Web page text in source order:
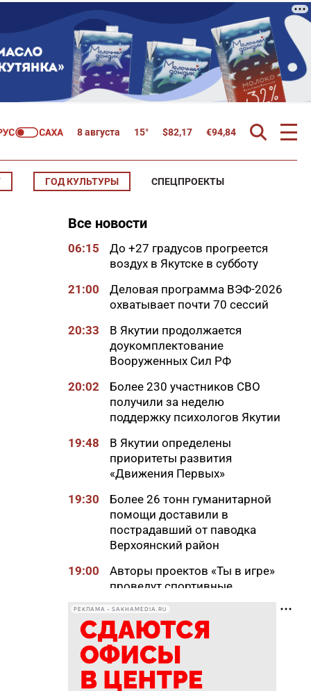
8 августа 15° $82,17 €94,84
ГОД КУЛЬТУРЫ СПЕЦПРОЕКТЫ
Все новости
06:15
До +27 градусов прогреется
воздух в Якутске в субботу
21:00
Деловая программа ВЭФ-2026
охватывает почти 70 сессий
20:33
В Якутии продолжается
доукомплектование
Вооруженных Сил РФ
20:02
Более 230 участников СВО
получили за неделю
поддержку психологов Якутии
19:48
В Якутии определены
приоритеты развития
«Движения Первых»
19:30
Более 26 тонн гуманитарной
помощи доставили в
пострадавший от паводка
Верхоянский район
19:00
Авторы проектов «Ты в игре»
проведут спортивные
физкультурника
18:40
Приметы на 8 августа 2026
года: что можно и нельзя
делать в Ермолаев день
РЕКЛАМА • SAKHAMEDIA.RU